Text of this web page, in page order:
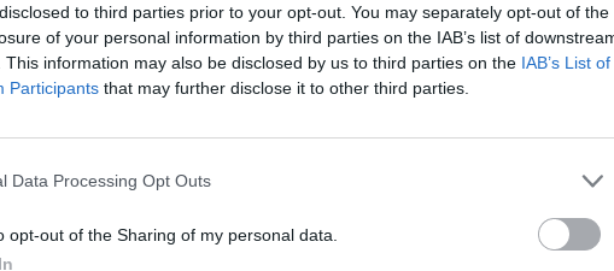
to third parties prior to your opt-out. You may separately opt-out of the
of your personal information by third parties on the IAB’s list of
This information may also be disclosed by us to third parties on the IAB’s List of
Participants that may further disclose it to other third parties.
Data Processing Opt Outs
opt-out of the Sharing of my personal data.
Έκθεσης και Πολιτιστικής Κληρονομιάς
και Πολιτιστικής Κληρονομιάς Ο Βουλευτής Π.Ε.